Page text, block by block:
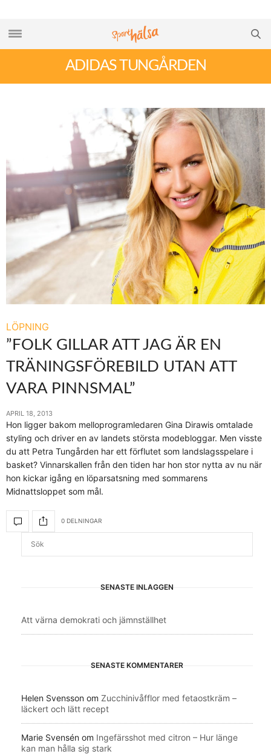
ADIDAS TUNGÅRDEN
LÖPNING
”FOLK GILLAR ATT JAG ÄR EN
TRÄNINGSFÖREBILD UTAN ATT
VARA PINNSMAL”
APRIL 18, 2013
Hon ligger bakom melloprogramledaren Gina Dirawis omtalade
styling och driver en av landets största modebloggar. Men visste
du att Petra Tungården har ett förflutet som landslagsspelare i
basket? Vinnarskallen från den tiden har hon stor nytta av nu när
hon kickar igång en löparsatsning med sommarens
Midnattsloppet som mål.
0 DELNINGAR
SENASTE INLÄGGEN
Att värna demokrati och jämnställhet
SENASTE KOMMENTARER
Helen Svensson om Zucchinivåfflor med fetaostkräm –
läckert och lätt recept
Marie Svensén om Ingefärsshot med citron – Hur länge
kan man hålla sig stark